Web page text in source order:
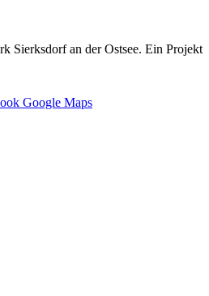
Sierksdorf an der Ostsee. Ein Projekt
Google Maps